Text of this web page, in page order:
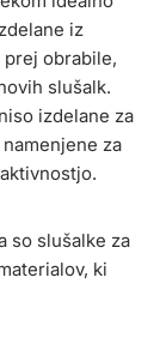
iz
obrabile,
slušalk.
izdelane za
za
so slušalke za
ki